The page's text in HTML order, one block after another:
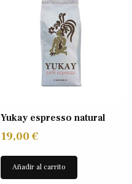
Yukay espresso natural
19,00 €
Añadir al carrito